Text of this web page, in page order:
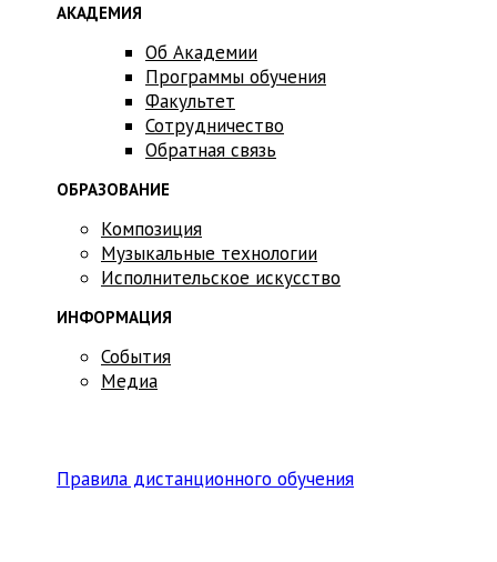
АКАДЕМИЯ
Об Академии
Программы обучения
Факультет
Сотрудничество
Обратная связь
ОБРАЗОВАНИЕ
Композиция
Музыкальные технологии
Исполнительское искусство
ИНФОРМАЦИЯ
События
Медиа
Правила дистанционного обучения